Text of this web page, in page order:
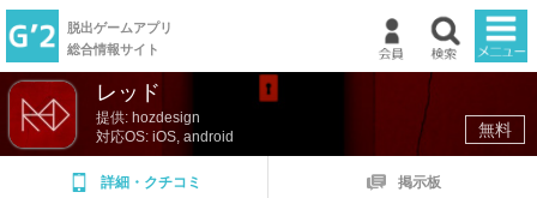
脱出ゲームアプリ
総合情報サイト
レッド
提供: hozdesign
対応OS: iOS, android
無料
詳細・クチコミ 掲示板